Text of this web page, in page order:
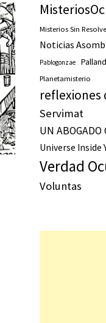
Misterios Sin
Noticias
Pablogonzae
Planetamisterio
reflexiones
Servimat
UN ABOGADO
Universe Inside
Verdad
Voluntas